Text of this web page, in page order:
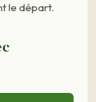
le départ.